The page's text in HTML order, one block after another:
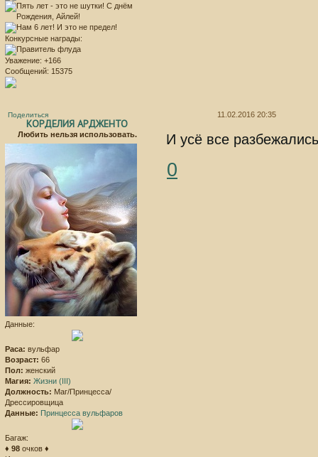
Конкурсные награды:
Уважение: +166
Сообщений: 15375
Поделиться 11.02.2016 20:35
КОРДЕЛИЯ АРДЖЕНТО
Любить нельзя использовать.
Данные:
Раса: вульфар
Возраст: 66
Пол: женский
Магия: Жизни (III)
Должность: Маг/Принцесса/
Дрессировщица
Данные: Принцесса вульфаров
Багаж:
♦ 98 очков ♦
И усё все
0